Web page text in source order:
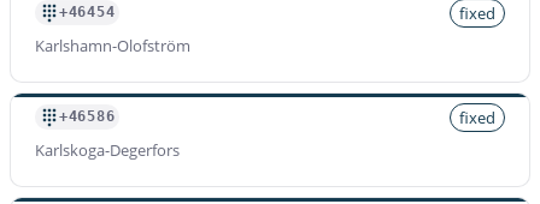
+46454
fixed
Karlshamn-Olofström
+46586
fixed
Karlskoga-Degerfors